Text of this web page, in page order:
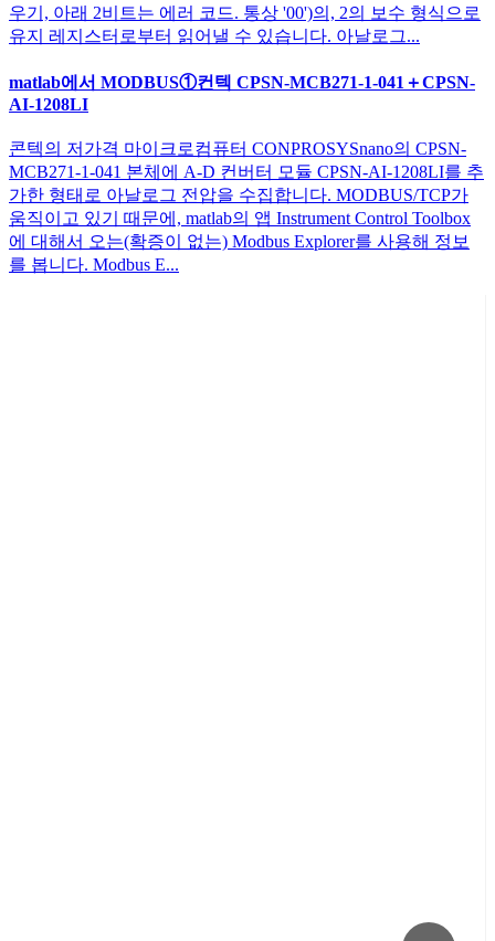
우기, 아래 2비트는 에러 코드. 통상 '00')의, 2의 보수 형식으로
유지 레지스터로부터 읽어낼 수 있습니다. 아날로그...
matlab에서 MODBUS①컨텍 CPSN-MCB271-1-041＋CPSN-
AI-1208LI
콘텍의 저가격 마이크로컴퓨터 CONPROSYSnano의 CPSN-
MCB271-1-041 본체에 A-D 컨버터 모듈 CPSN-AI-1208LI를 추
가한 형태로 아날로그 전압을 수집합니다. MODBUS/TCP가
움직이고 있기 때문에, matlab의 앱 Instrument Control Toolbox
에 대해서 오는(확증이 없는) Modbus Explorer를 사용해 정보
를 봅니다. Modbus E...